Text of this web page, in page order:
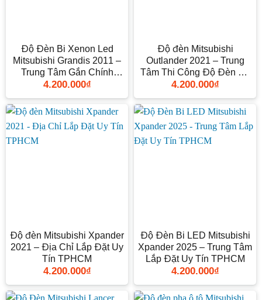
Độ Đèn Bi Xenon Led
Mitsubishi Grandis 2011 –
Trung Tâm Gắn Chính
Hãng TPHCM
4.200.000₫
Độ đèn Mitsubishi
Outlander 2021 – Trung
Tâm Thi Công Độ Đèn Uy
Tín TPHCM
4.200.000₫
Độ đèn Mitsubishi Xpander
2021 – Địa Chỉ Lắp Đặt Uy
Tín TPHCM
4.200.000₫
Độ Đèn Bi LED Mitsubishi
Xpander 2025 – Trung Tâm
Lắp Đặt Uy Tín TPHCM
4.200.000₫